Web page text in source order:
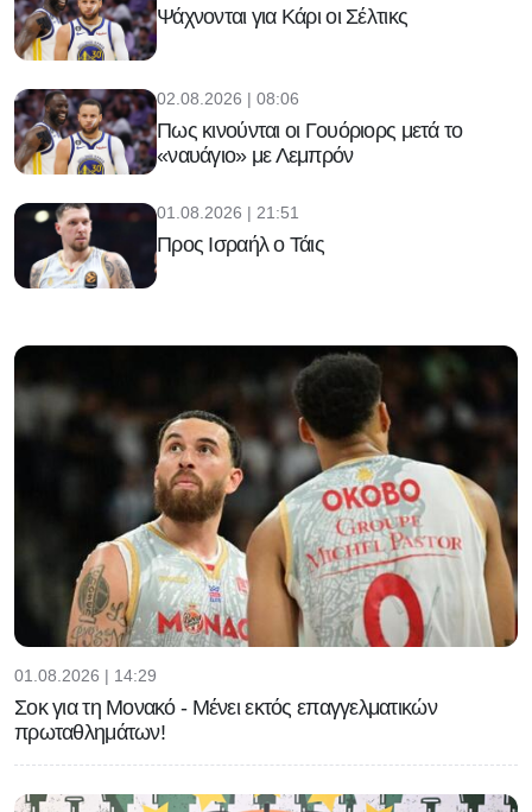
Ψάχνονται για Κάρι οι Σέλτικς
02.08.2026 | 08:06
Πως κινούνται οι Γουόριορς μετά το
«ναυάγιο» με Λεμπρόν
01.08.2026 | 21:51
Προς Ισραήλ ο Τάις
01.08.2026 | 14:29
Σοκ για τη Μονακό - Μένει εκτός επαγγελματικών
πρωταθλημάτων!